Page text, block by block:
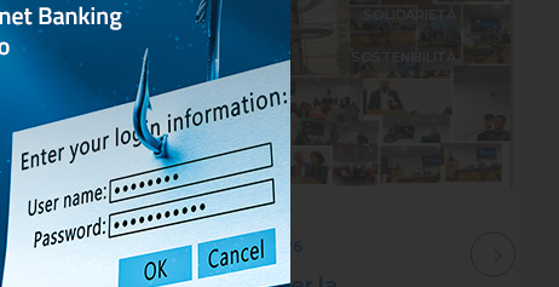
ED
SOSTENIBILITÀ
15 Mag 2026